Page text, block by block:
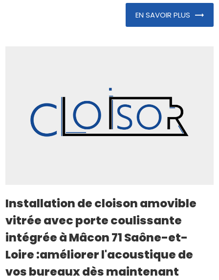
EN SAVOIR PLUS
Installation de cloison amovible
vitrée avec porte coulissante
intégrée à Mâcon 71 Saône-et-
Loire :améliorer l'acoustique de
vos bureaux dès maintenant